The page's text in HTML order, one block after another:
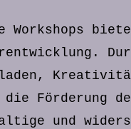
Workshops
die Förderung
und